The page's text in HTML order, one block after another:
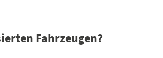
Fahrzeugen?